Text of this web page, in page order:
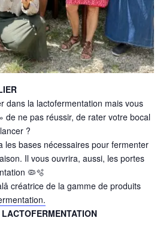
dans la lactofermentation mais vous
de ne pas réussir, de rater votre bocal
?
les bases nécessaires pour fermenter
Il vous ouvrira, aussi, les portes
🦠🫧
créatrice de la gamme de produits